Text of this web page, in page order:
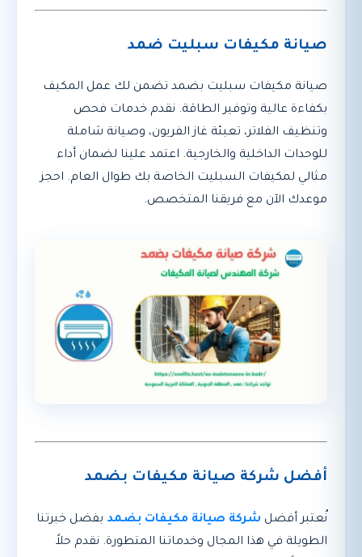
صيانة مكيفات سبليت ضمد
صيانة مكيفات سبليت بضمد تضمن لك عمل المكيف
بكفاءة عالية وتوفير الطاقة. نقدم خدمات فحص
وتنظيف الفلاتر، تعبئة غاز الفريون، وصيانة شاملة
للوحدات الداخلية والخارجية. اعتمد علينا لضمان أداء
مثالي لمكيفات السبليت الخاصة بك طوال العام. احجز
موعدك الآن مع فريقنا المتخصص.
أفضل شركة صيانة مكيفات بضمد
نُعتبر أفضل شركة صيانة مكيفات بضمد بفضل خبرتنا
الطويلة في هذا المجال وخدماتنا المتطورة. نقدم حلاً